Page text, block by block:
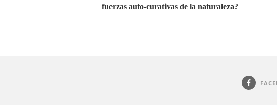
fuerzas auto-curativas de la naturaleza?